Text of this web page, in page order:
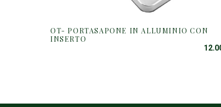
OT- PORTASAPONE IN ALLUMINIO CON
INSERTO